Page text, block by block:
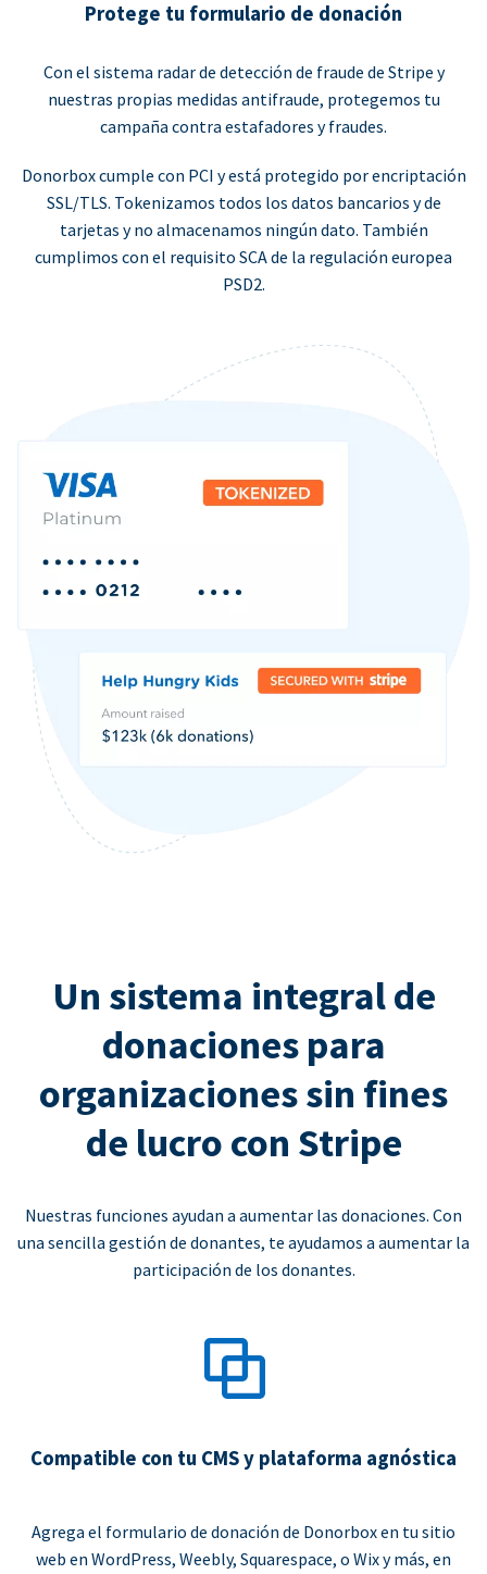
Protege tu formulario de donación
Con el sistema radar de detección de fraude de Stripe y
nuestras propias medidas antifraude, protegemos tu
campaña contra estafadores y fraudes.
Donorbox cumple con PCI y está protegido por encriptación
SSL/TLS. Tokenizamos todos los datos bancarios y de
tarjetas y no almacenamos ningún dato. También
cumplimos con el requisito SCA de la regulación europea
PSD2.
Un sistema integral de
donaciones para
organizaciones sin fines
de lucro con Stripe
Nuestras funciones ayudan a aumentar las donaciones. Con
una sencilla gestión de donantes, te ayudamos a aumentar la
participación de los donantes.
Compatible con tu CMS y plataforma agnóstica
Agrega el formulario de donación de Donorbox en tu sitio
web en WordPress, Weebly, Squarespace, o Wix y más, en